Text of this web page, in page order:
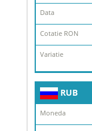
RUB